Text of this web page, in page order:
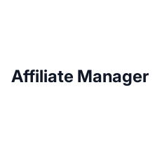
Affiliate Manager